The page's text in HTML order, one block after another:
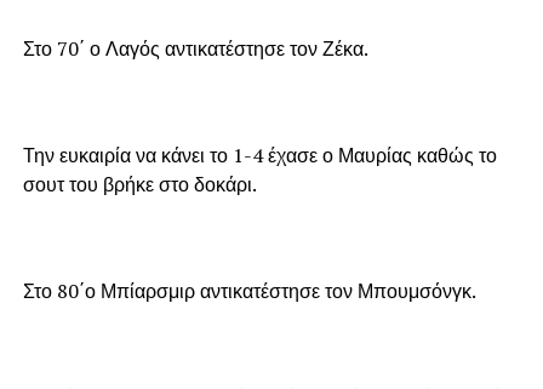
Στο 70΄ ο Λαγός αντικατέστησε τον Ζέκα.
Την ευκαιρία να κάνει το 1-4 έχασε ο Μαυρίας καθώς το
σουτ του βρήκε στο δοκάρι.
Στο 80΄ο Μπίαρσμιρ αντικατέστησε τον Μπουμσόνγκ.